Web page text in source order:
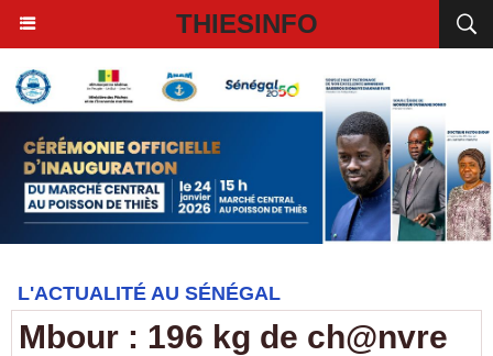
THIESINFO
L'ACTUALITÉ AU SÉNÉGAL
Mbour : 196 kg de ch@nvre